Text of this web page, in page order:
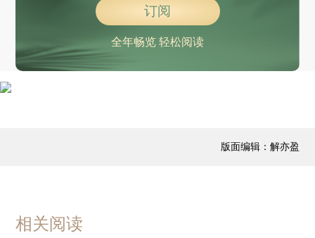
订阅
全年畅览 轻松阅读
版面编辑：解亦盈
相关阅读